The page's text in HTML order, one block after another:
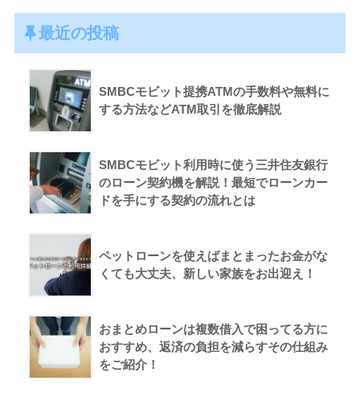
最近の投稿
SMBCモビット提携ATMの手数料や無料に
する方法などATM取引を徹底解説
SMBCモビット利用時に使う三井住友銀行
のローン契約機を解説！最短でローンカー
ドを手にする契約の流れとは
ペットローンを使えばまとまったお金がな
くても大丈夫、新しい家族をお出迎え！
おまとめローンは複数借入で困ってる方に
おすすめ、返済の負担を減らすその仕組み
をご紹介！